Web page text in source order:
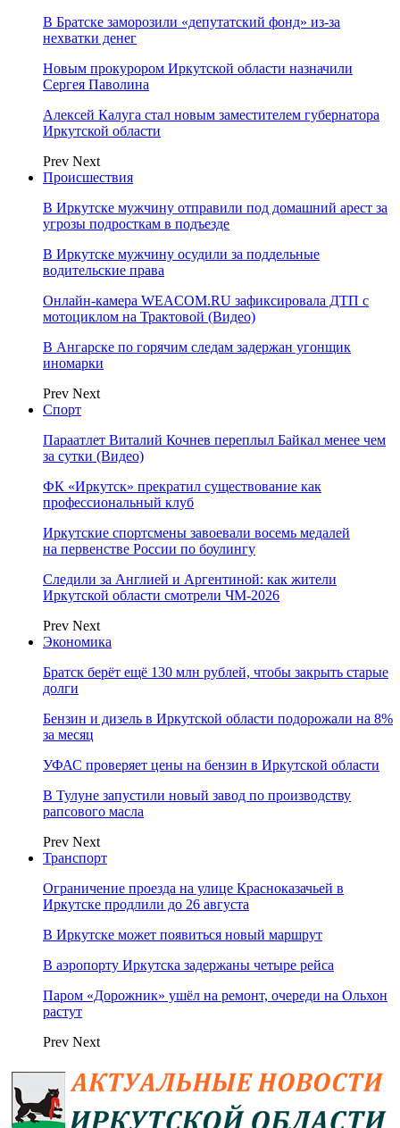
В Братске заморозили «депутатский фонд» из‑за
нехватки денег
Новым прокурором Иркутской области назначили
Сергея Паволина
Алексей Калуга стал новым заместителем губернатора
Иркутской области
Prev Next
Происшествия
В Иркутске мужчину отправили под домашний арест за
угрозы подросткам в подъезде
В Иркутске мужчину осудили за поддельные
водительские права
Онлайн-камера WEACOM.RU зафиксировала ДТП с
мотоциклом на Трактовой (Видео)
В Ангарске по горячим следам задержан угонщик
иномарки
Prev Next
Спорт
Параатлет Виталий Кочнев переплыл Байкал менее чем
за сутки (Видео)
ФК «Иркутск» прекратил существование как
профессиональный клуб
Иркутские спортсмены завоевали восемь медалей
на первенстве России по боулингу
Следили за Англией и Аргентиной: как жители
Иркутской области смотрели ЧМ-2026
Prev Next
Экономика
Братск берёт ещё 130 млн рублей, чтобы закрыть старые
долги
Бензин и дизель в Иркутской области подорожали на 8%
за месяц
УФАС проверяет цены на бензин в Иркутской области
В Тулуне запустили новый завод по производству
рапсового масла
Prev Next
Транспорт
Ограничение проезда на улице Красноказачьей в
Иркутске продлили до 26 августа
В Иркутске может появиться новый маршрут
В аэропорту Иркутска задержаны четыре рейса
Паром «Дорожник» ушёл на ремонт, очереди на Ольхон
растут
Prev Next